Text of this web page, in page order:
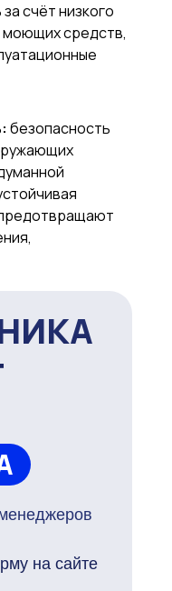
безопасность
счёт низкого
моющих средств,
на сайте